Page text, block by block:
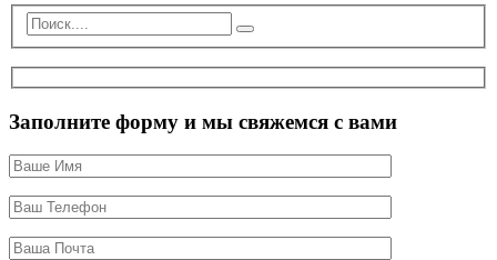
Заполните форму и мы свяжемся с вами